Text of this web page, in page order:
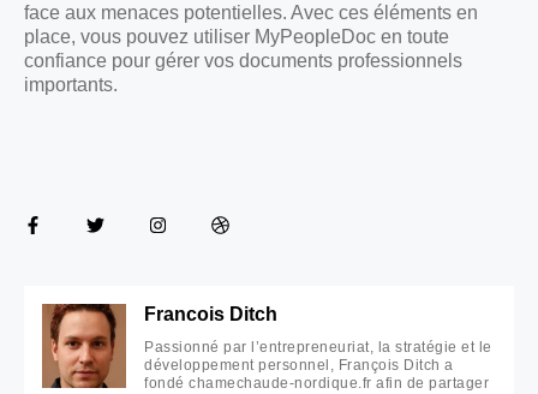
face aux menaces potentielles. Avec ces éléments en
place, vous pouvez utiliser MyPeopleDoc en toute
confiance pour gérer vos documents professionnels
importants.
Francois Ditch
Passionné par l’entrepreneuriat, la stratégie et le
développement personnel, François Ditch a
fondé chamechaude-nordique.fr afin de partager